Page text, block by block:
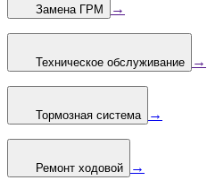
Замена ГРМ →
Техническое обслуживание →
Тормозная система →
Ремонт ходовой →